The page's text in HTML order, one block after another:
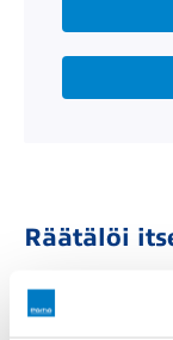
Räätälöi
Rahoitusaika